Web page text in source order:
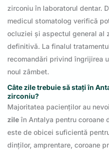
zirconiu în laboratorul dentar.
medicul stomatolog verifică
ocluziei și aspectul general al
definitivă. La finalul
recomandări privind îngrijirea
noul zâmbet.
Câte zile trebuie să stați în
zirconiu?
Majoritatea pacienților au
zile în Antalya pentru coroane
este de obicei suficientă
dinților, amprentare, coroane